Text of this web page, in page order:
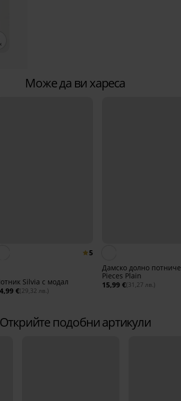
Може да ви хареса
5
Silvia с модал
€(29,32 лв.)
Дамско долно потниче
Pieces Plain
15,99 €(31,27 лв.)
Открийте подобни артикули